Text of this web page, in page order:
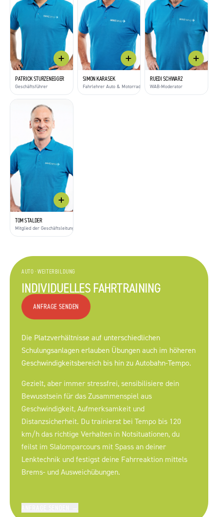
PATRICK STURZENEGGER
Geschäftsführer
SIMON KARASEK
Fahrlehrer Auto & Motorrad / WAB-Moderator
RUEDI SCHWARZ
WAB-Moderator
TOM STALDER
Mitglied der Geschäftsleitung
AUTO ·WEITERBILDUNG
INDIVIDUELLES FAHRTRAINING
ANFRAGE SENDEN
Die Platzverhältnisse auf unterschiedlichen
Schulungsanlagen erlauben Übungen auch im höheren
Geschwindigkeitsbereich bis hin zu Autobahn-Tempo.
Gezielt, aber immer stressfrei, sensibilisiere dein
Bewusstsein für das Zusammenspiel aus
Geschwindigkeit, Aufmerksamkeit und
Distanzsicherheit. Du trainierst bei Tempo bis 120
km/h das richtige Verhalten in Notsituationen, du
feilst im Slalomparcours mit Spass an deiner
Lenktechnik und festigst deine Fahrreaktion mittels
Brems- und Ausweichübungen.